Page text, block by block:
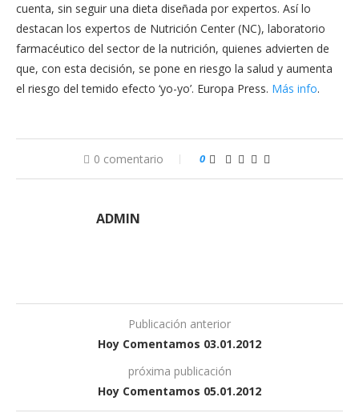
cuenta, sin seguir una dieta diseñada por expertos. Así lo
destacan los expertos de Nutrición Center (NC), laboratorio
farmacéutico del sector de la nutrición, quienes advierten de
que, con esta decisión, se pone en riesgo la salud y aumenta
el riesgo del temido efecto ‘yo-yo’. Europa Press. Más info.
0 comentario 0
ADMIN
Publicación anterior
Hoy Comentamos 03.01.2012
próxima publicación
Hoy Comentamos 05.01.2012